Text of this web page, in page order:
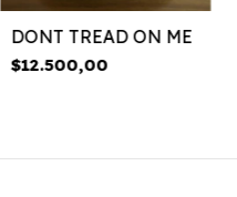
DONT TREAD ON ME
$12.500,00